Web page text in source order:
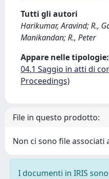
Tutti gli autori
Harikumar, Aravind; R.,
Manikandan; R., Peter
Appare nelle tipologie:
04.1 Saggio in atti di
Proceedings)
File in questo prodotto:
Non ci sono file
I documenti in IRIS